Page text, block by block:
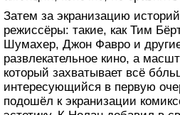
Затем за экранизацию
режиссёры: такие, как Тим
Шумахер, Джон Фавро и
развлекательное кино, а
который захватывает всё
интересующийся в первую
подошёл к экранизации